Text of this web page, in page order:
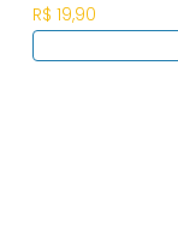
R$ 19,90